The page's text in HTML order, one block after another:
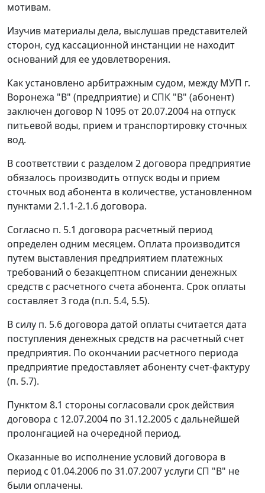
мотивам.
Изучив материалы дела, выслушав представителей
сторон, суд кассационной инстанции не находит
оснований для ее удовлетворения.
Как установлено арбитражным судом, между МУП г.
Воронежа "В" (предприятие) и СПК "В" (абонент)
заключен договор N 1095 от 20.07.2004 на отпуск
питьевой воды, прием и транспортировку сточных
вод.
В соответствии с разделом 2 договора предприятие
обязалось производить отпуск воды и прием
сточных вод абонента в количестве, установленном
пунктами 2.1.1-2.1.6 договора.
Согласно п. 5.1 договора расчетный период
определен одним месяцем. Оплата производится
путем выставления предприятием платежных
требований о безакцептном списании денежных
средств с расчетного счета абонента. Срок оплаты
составляет 3 года (п.п. 5.4, 5.5).
В силу п. 5.6 договора датой оплаты считается дата
поступления денежных средств на расчетный счет
предприятия. По окончании расчетного периода
предприятие предоставляет абоненту счет-фактуру
(п. 5.7).
Пунктом 8.1 стороны согласовали срок действия
договора с 12.07.2004 по 31.12.2005 с дальнейшей
пролонгацией на очередной период.
Оказанные во исполнение условий договора в
период с 01.04.2006 по 31.07.2007 услуги СП "В" не
были оплачены.